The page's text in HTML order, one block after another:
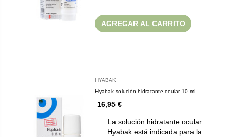
AGREGAR AL CARRITO
HYABAK
Hyabak solución hidratante ocular 10 mL
16,95 €
La solución hidratante ocular
Hyabak está indicada para la